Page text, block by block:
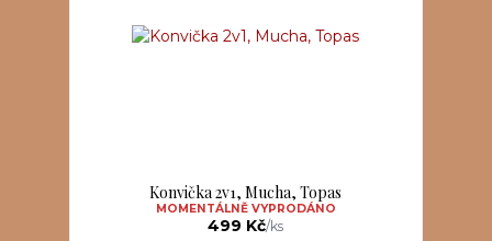
Konvička 2v1, Mucha, Topas
499 Kč/ks
MOMENTÁLNĚ VYPRODÁNO